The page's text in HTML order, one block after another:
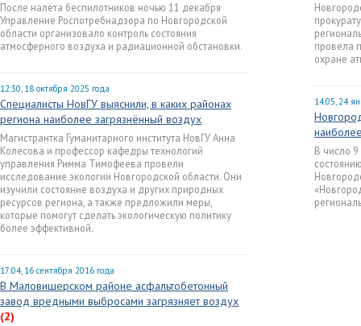
После налёта беспилотников ночью 11 декабря
Управление Роспотребнадзора по Новгородской
области организовало контроль состояния
атмосферного воздуха и радиационной обстановки.
12:30, 18 октября 2025 года
Специалисты НовГУ выяснили, в каких районах
региона наиболее загрязнённый воздух
Магистрантка Гуманитарного института НовГУ Анна
Колесова и профессор кафедры технологий
управления Римма Тимофеева провели
исследование экологии Новгородской области. Они
изучили состояние воздуха и других природных
ресурсов региона, а также предложили меры,
которые помогут сделать экологическую политику
более эффективной.
17:04, 16 сентября 2016 года
В Маловишерском районе асфальтобетонный
завод вредными выбросами загрязняет воздух
(2)
провела
охране
14:05, 24
В число